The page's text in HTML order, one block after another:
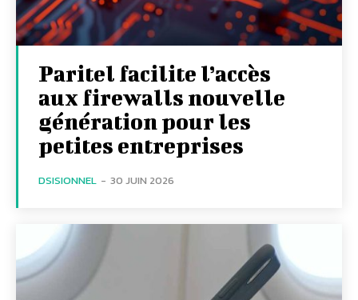
Paritel facilite l’accès
aux firewalls nouvelle
génération pour les
petites entreprises
DSISIONNEL - 30 JUIN 2026